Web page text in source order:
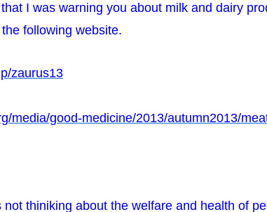
I was warning you about milk and dairy
following website.
zaurus13
media/good-medicine/2013/autumn2013/
not thiniking about the welfare and health of